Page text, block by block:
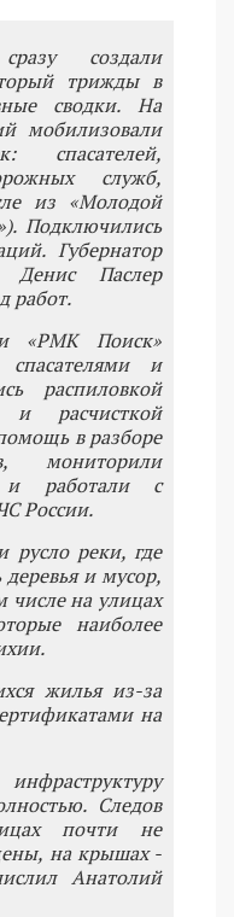
создали
трижды в
сводки. На
мобилизовали
спасателей,
служб,
из «Молодой
Подключились
Губернатор
Денис Паслер
работ.
«РМК Поиск»
и
распиловкой
и расчисткой
в разборе
мониторили
работали с
России.
русло реки, где
деревья и мусор,
числе на улицах
наиболее
жилья из-за
на
Следов
почти не
на крышах -
Анатолий